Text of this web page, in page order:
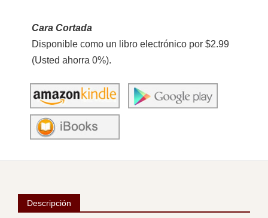
Cara Cortada
Disponible como un libro electrónico por $2.99
(Usted ahorra 0%).
Descripción